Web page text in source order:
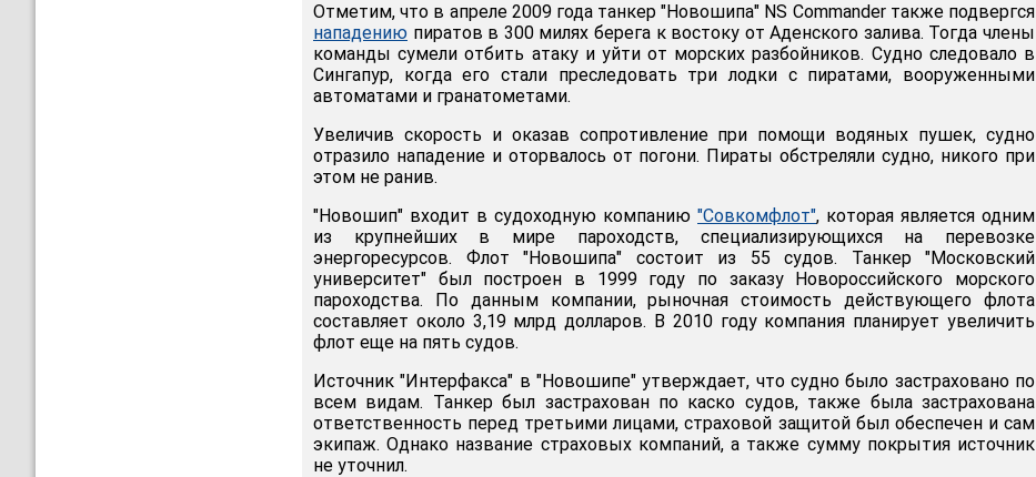
Отметим, что в апреле 2009 года танкер "Новошипа" NS Commander также подвергся
нападению пиратов в 300 милях берега к востоку от Аденского залива. Тогда члены
команды сумели отбить атаку и уйти от морских разбойников. Судно следовало в
Сингапур, когда его стали преследовать три лодки с пиратами, вооруженными
автоматами и гранатометами.
Увеличив скорость и оказав сопротивление при помощи водяных пушек, судно
отразило нападение и оторвалось от погони. Пираты обстреляли судно, никого при
этом не ранив.
"Новошип" входит в судоходную компанию "Совкомфлот", которая является одним
из крупнейших в мире пароходств, специализирующихся на перевозке
энергоресурсов. Флот "Новошипа" состоит из 55 судов. Танкер "Московский
университет" был построен в 1999 году по заказу Новороссийского морского
пароходства. По данным компании, рыночная стоимость действующего флота
составляет около 3,19 млрд долларов. В 2010 году компания планирует увеличить
флот еще на пять судов.
Источник "Интерфакса" в "Новошипе" утверждает, что судно было застраховано по
всем видам. Танкер был застрахован по каско судов, также была застрахована
ответственность перед третьими лицами, страховой защитой был обеспечен и сам
экипаж. Однако название страховых компаний, а также сумму покрытия источник
не уточнил.